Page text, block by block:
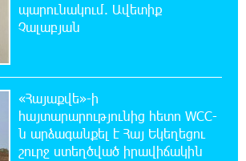
8-08-2026
ահազանգ Սայաթ-Նովա
շենքից տարհանվել է 5
8-08-2026
Յակիշիմե կերամիկայի
երկարաձգվել է մինչև
պարունակում. Ավետիք
Չալաբյան
«Հայաքվե»-ի
հայտարարությունից հետո WCC-
ն արձագանքել է Հայ Եկեղեցու
շուրջ ստեղծված իրավիճակին